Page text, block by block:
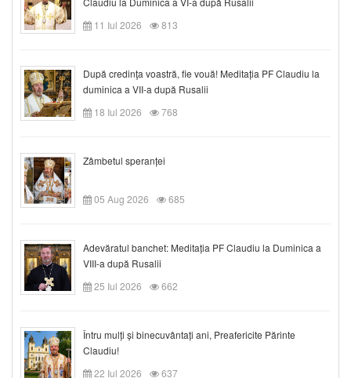
11 Iul 2026
813
După credinţa voastră, fie vouă! Meditația PF Claudiu la
duminica a VII-a după Rusalii
18 Iul 2026
768
Zâmbetul speranței
05 Aug 2026 685
Adevăratul banchet: Meditația PF Claudiu la Duminica a
VIII-a după Rusalii
25 Iul 2026
662
Întru mulți și binecuvântați ani, Preafericite Părinte
Claudiu!
22 Iul 2026
637